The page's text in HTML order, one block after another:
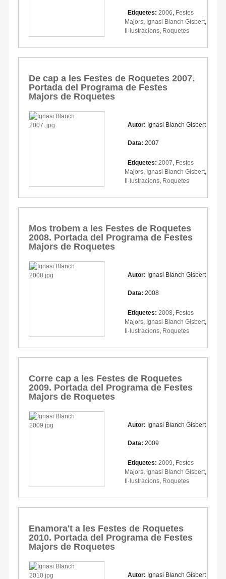
Etiquetes: 2006 Festes
Majors Ignasi Blanch Gisbert
Il·lustracions Roquetes
De cap a les Festes de Roquetes 2007.
Portada del Programa de Festes
Majors de Roquetes
Autor: Ignasi Blanch Gisbert
Data: 2007
Etiquetes: 2007 Festes
Majors Ignasi Blanch Gisbert
Il·lustracions Roquetes
Mos trobem a les Festes de Roquetes
2008. Portada del Programa de Festes
Majors de Roquetes
Autor: Ignasi Blanch Gisbert
Data: 2008
Etiquetes: 2008 Festes
Majors Ignasi Blanch Gisbert
Il·lustracions Roquetes
Corre cap a les Festes de Roquetes
2009. Portada del Programa de Festes
Majors de Roquetes
Autor: Ignasi Blanch Gisbert
Data: 2009
Etiquetes: 2009 Festes
Majors Ignasi Blanch Gisbert
Il·lustracions Roquetes
Enamora't a les Festes de Roquetes
2010. Portada del Programa de Festes
Majors de Roquetes
Autor: Ignasi Blanch Gisbert